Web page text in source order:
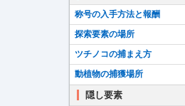
称号の入手方法と報酬
探索要素の場所
ツチノコの捕まえ方
動植物の捕獲場所
隠し要素